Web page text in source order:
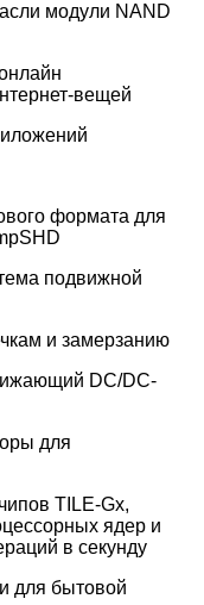
модули NAND
вещей
формата для
подвижной
и замерзанию
DC/DC-
для
TILE-Gx,
ядер и
в секунду
для бытовой